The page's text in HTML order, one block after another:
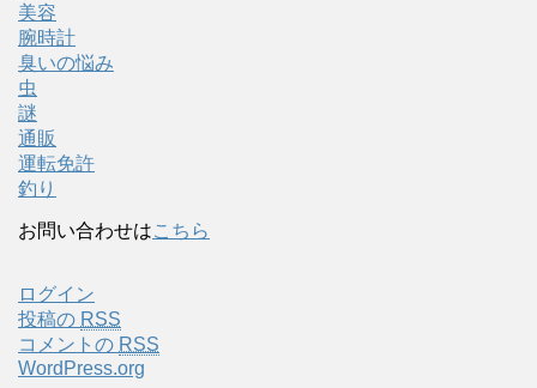
美容
腕時計
臭いの悩み
虫
謎
通販
運転免許
釣り
お問い合わせはこちら
ログイン
投稿の RSS
コメントの RSS
WordPress.org